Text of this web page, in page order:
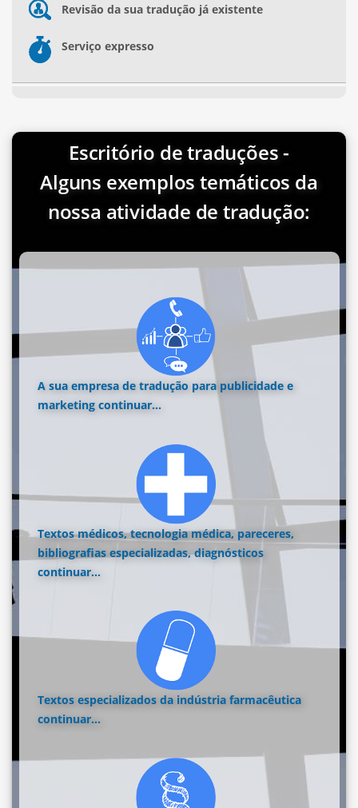
Revisão da sua tradução já existente
Serviço expresso
Escritório de traduções -
Alguns exemplos temáticos da
nossa atividade de tradução:
A sua empresa de tradução para publicidade e
marketing continuar...
Textos médicos, tecnologia médica, pareceres,
bibliografias especializadas, diagnósticos
continuar...
Textos especializados da indústria farmacêutica
continuar...